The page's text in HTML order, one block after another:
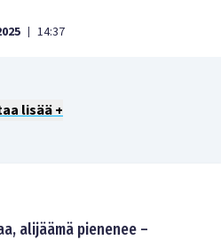
| 14:37
lisää +
alijäämä pienenee –